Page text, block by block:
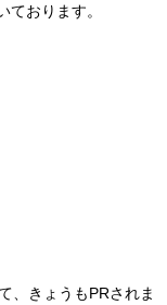
おります。
、きょうもPRされま